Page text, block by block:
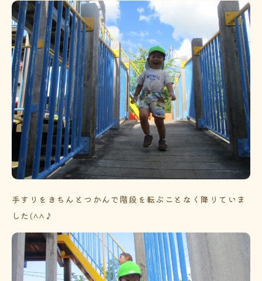
手すりをきちんとつかんで階段を転ぶことなく降りていま
した(^^♪